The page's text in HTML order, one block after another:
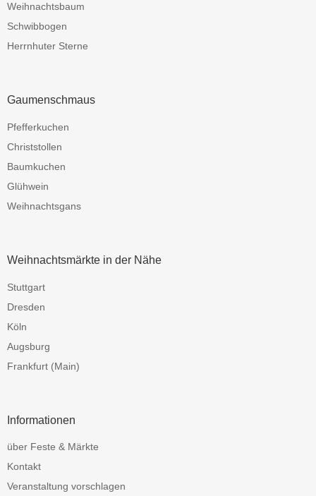
Weihnachtsbaum
Schwibbogen
Herrnhuter Sterne
Gaumenschmaus
Pfefferkuchen
Christstollen
Baumkuchen
Glühwein
Weihnachtsgans
Weihnachtsmärkte in der Nähe
Stuttgart
Dresden
Köln
Augsburg
Frankfurt (Main)
Informationen
über Feste & Märkte
Kontakt
Veranstaltung vorschlagen